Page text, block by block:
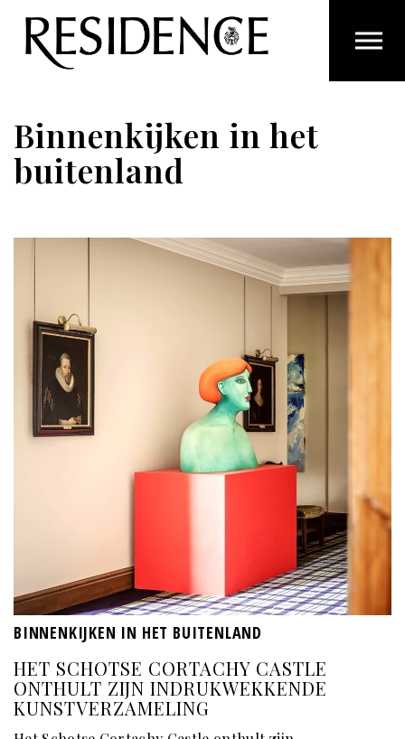
Overslaan en ga direct naar de inhoud
Binnenkijken in het
buitenland
BINNENKIJKEN IN HET BUITENLAND
HET SCHOTSE CORTACHY CASTLE
ONTHULT ZIJN INDRUKWEKKENDE
KUNSTVERZAMELING